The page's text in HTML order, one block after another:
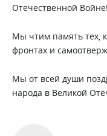
Отечественной
Мы чтим память тех,
фронтах и
Мы от всей души
народа в Великой